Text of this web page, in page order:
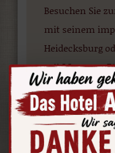
Besuchen Sie
mit seinem
Heidecksburg
mit Museum.
von Wolzogen
Lengefeld
historische Ort
Der Garten